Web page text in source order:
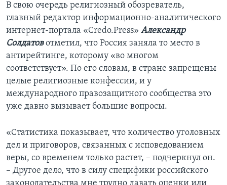
В свою очередь религиозный обозреватель,
главный редактор информационно-аналитического
интернет-портала «Credo.Press» Александр
Солдатовотметил, что Россия заняла то место в
антирейтинге, которому «во многом
соответствует». По его словам, в стране запрещены
целые религиозные конфессии, и у
международного правозащитного сообщества это
уже давно вызывает большие вопросы.
«Статистика показывает, что количество уголовных
дел и приговоров, связанных с исповедованием
веры, со временем только растет, – подчеркнул он.
– Другое дело, что в силу специфики российского